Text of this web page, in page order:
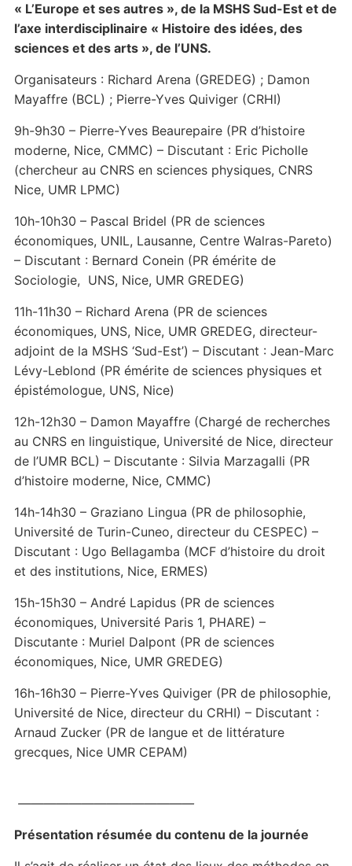
« L’Europe et ses autres », de la MSHS Sud-Est et de
l’axe interdisciplinaire « Histoire des idées, des
sciences et des arts », de l’UNS.
Organisateurs : Richard Arena (GREDEG) ; Damon
Mayaffre (BCL) ; Pierre-Yves Quiviger (CRHI)
9h-9h30 – Pierre-Yves Beaurepaire (PR d’histoire
moderne, Nice, CMMC) – Discutant : Eric Picholle
(chercheur au CNRS en sciences physiques, CNRS
Nice, UMR LPMC)
10h-10h30 – Pascal Bridel (PR de sciences
économiques, UNIL, Lausanne, Centre Walras-Pareto)
– Discutant : Bernard Conein (PR émérite de
Sociologie, UNS, Nice, UMR GREDEG)
11h-11h30 – Richard Arena (PR de sciences
économiques, UNS, Nice, UMR GREDEG, directeur-
adjoint de la MSHS ‘Sud-Est’) – Discutant : Jean-Marc
Lévy-Leblond (PR émérite de sciences physiques et
épistémologue, UNS, Nice)
12h-12h30 – Damon Mayaffre (Chargé de recherches
au CNRS en linguistique, Université de Nice, directeur
de l’UMR BCL) – Discutante : Silvia Marzagalli (PR
d’histoire moderne, Nice, CMMC)
14h-14h30 – Graziano Lingua (PR de philosophie,
Université de Turin-Cuneo, directeur du CESPEC) –
Discutant : Ugo Bellagamba (MCF d’histoire du droit
et des institutions, Nice, ERMES)
15h-15h30 – André Lapidus (PR de sciences
économiques, Université Paris 1, PHARE) –
Discutante : Muriel Dalpont (PR de sciences
économiques, Nice, UMR GREDEG)
16h-16h30 – Pierre-Yves Quiviger (PR de philosophie,
Université de Nice, directeur du CRHI) – Discutant :
Arnaud Zucker (PR de langue et de littérature
grecques, Nice UMR CEPAM)
——————————————
Présentation résumée du contenu de la journée